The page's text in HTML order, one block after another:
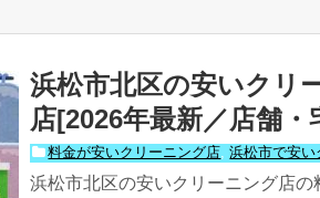
浜松市北区の安いクリ
店[2026年最新／店舗・
料金が安いクリーニング店 ,浜松市で安
浜松市北区の安いクリーニング店